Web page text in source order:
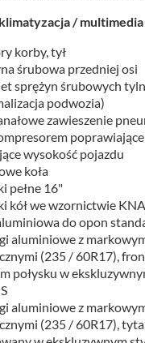
/ multimedia
korby, tył
śrubowa przedniej osi
sprężyn śrubowych
podwozia)
zawieszenie
wysokość pojazdu
koła
pełne 16"
kół we wzornictwie
do opon
aluminiowe z
(235 / 60R17),
połysku w
aluminiowe z
(235 / 60R17),